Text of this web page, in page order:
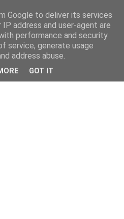
Google to deliver its services
address and user-agent are
performance and security
service, generate usage
address abuse.
GOT IT